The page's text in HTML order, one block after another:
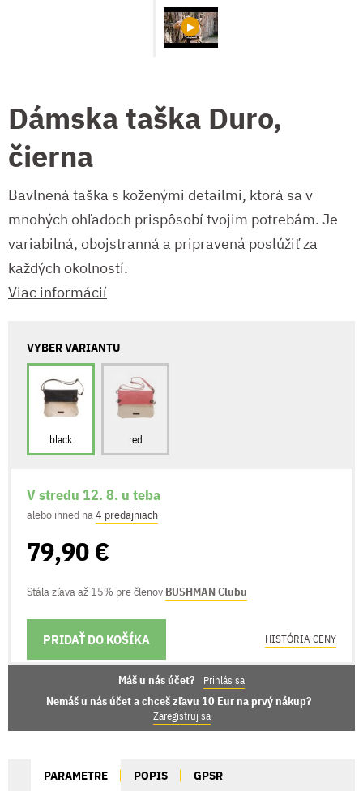
Dámska taška Duro,
čierna
Bavlnená taška s koženými detailmi, ktorá sa v
mnohých ohľadoch prispôsobí tvojim potrebám. Je
variabilná, obojstranná a pripravená poslúžiť za
každých okolností.
Viac informácií
VYBER VARIANTU
black red
V stredu 12. 8. u teba
alebo ihned na4 predajniach
79,90 €
Stála zľava až 15% pre členov BUSHMAN Clubu
PRIDAŤ DO KOŠÍKA
MOŽNOSTI DORUČENIA HISTÓRIA CENY
Máš u nás účet? Prihlás sa
Nemáš u nás účet a chceš zľavu 10 Eur na prvý nákup?
Zaregistruj sa
PARAMETRE POPIS GPSR